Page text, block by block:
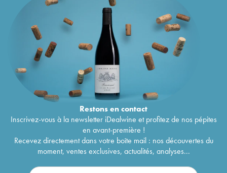
Restons encontact
Inscrivez-vous à la newsletter iDealwine et profitez de nos pépites
en avant-première !
Recevez directement dans votre boîte mail : nos découvertes du
moment, ventes exclusives, actualités, analyses...